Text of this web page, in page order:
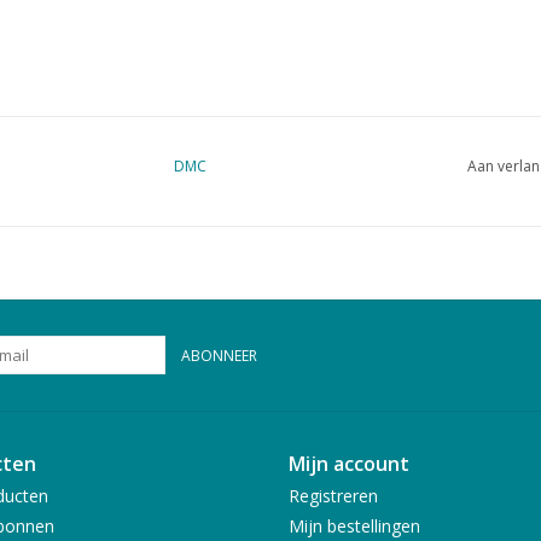
DMC Aan
ABONNEER
Mijn account
Registreren
Mijn bestellingen